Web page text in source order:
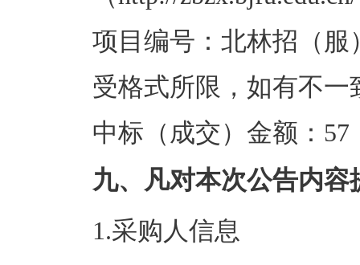
项目编号：北林招（服
受格式所限，如有不
中标（成交）金额：57
九、凡对本次公告内
1.采购人信息